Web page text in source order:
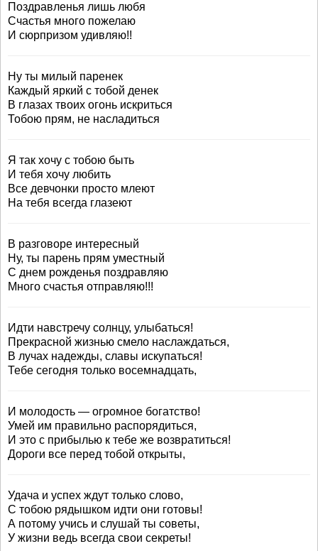
Поздравленья лишь любя
Счастья много пожелаю
И сюрпризом удивляю!!
Ну ты милый паренек
Каждый яркий с тобой денек
В глазах твоих огонь искриться
Тобою прям, не насладиться
Я так хочу с тобою быть
И тебя хочу любить
Все девчонки просто млеют
На тебя всегда глазеют
В разговоре интересный
Ну, ты парень прям уместный
С днем рожденья поздравляю
Много счастья отправляю!!!
Идти навстречу солнцу, улыбаться!
Прекрасной жизнью смело наслаждаться,
В лучах надежды, славы искупаться!
Тебе сегодня только восемнадцать,
И молодость — огромное богатство!
Умей им правильно распорядиться,
И это с прибылью к тебе же возвратиться!
Дороги все перед тобой открыты,
Удача и успех ждут только слово,
С тобою рядышком идти они готовы!
А потому учись и слушай ты советы,
У жизни ведь всегда свои секреты!